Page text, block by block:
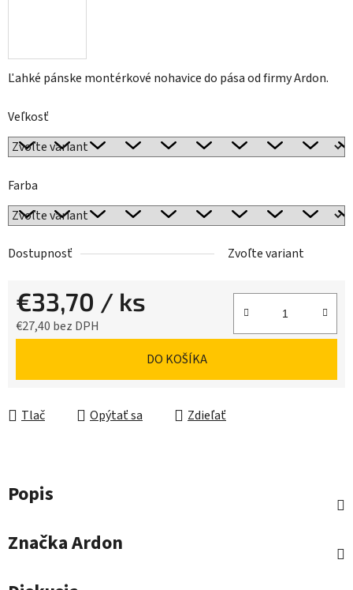
Ľahké pánske montérkové nohavice do pása od firmy Ardon.
Veľkosť
Farba
Dostupnosť Zvoľte variant
€33,70 / ks
€27,40 bez DPH
DO KOŠÍKA
Tlač Opýtať sa Zdieľať
Popis
ZnačkaArdon